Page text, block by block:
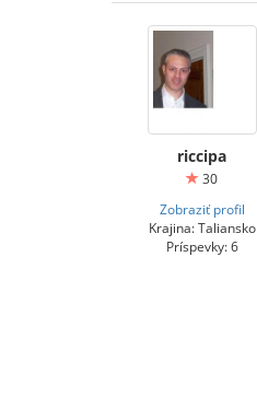
riccipa
30
Zobraziť profil
Krajina: Taliansko
Príspevky: 6